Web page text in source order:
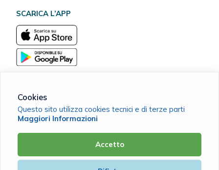
SCARICA L’APP
Mutua Dott. Consoli ETS
C.F. 91141570720 |Cookie Policy
Powered by
Cookies
Questo sito utilizza cookies tecnici e di terze parti
Maggiori Informazioni
Accetto